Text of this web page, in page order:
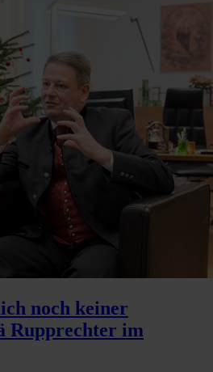
noch keiner
Rupprechter im